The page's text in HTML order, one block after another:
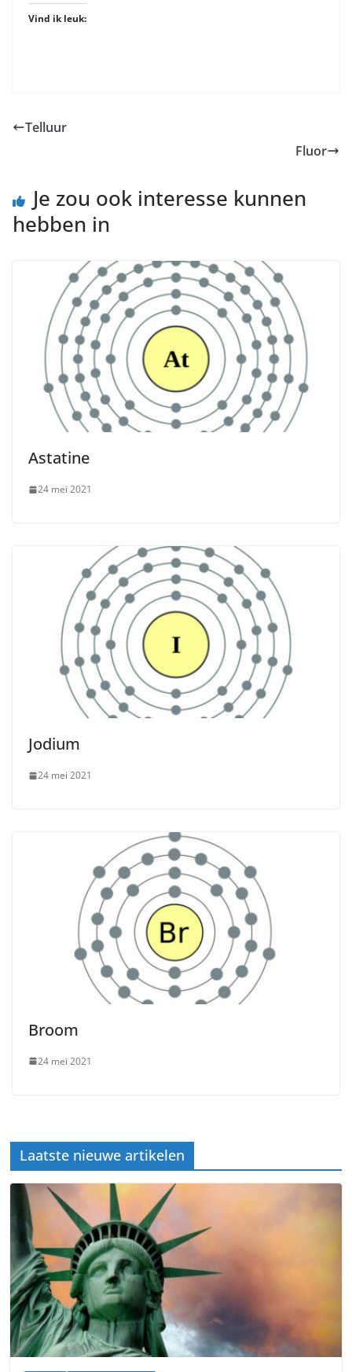
Vind ik leuk:
Telluur
Fluor
Je zou ook interesse kunnen
hebben in
Astatine
24 mei 2021
Jodium
24 mei 2021
Broom
24 mei 2021
Laatste nieuwe artikelen